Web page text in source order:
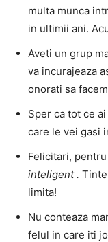
multa munca
in ultimii ani.
Aveti un grup
va incurajeaza
onorati sa
Sper ca tot ce
care le vei gasi
Felicitari,
inteligent .
limita!
Nu conteaza
felul in care iti